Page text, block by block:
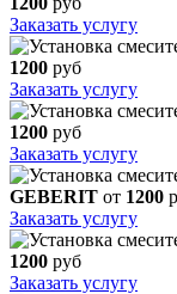
Заказать услугу
1200 руб
Заказать услугу
1200 руб
Заказать услугу
GEBERIT от 1200
Заказать услугу
1200 руб
Заказать услугу